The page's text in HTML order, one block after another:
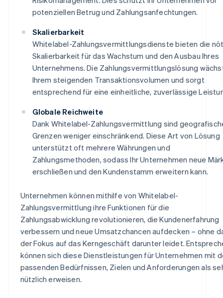
potenziellen Betrug und Zahlungsanfechtungen.
Skalierbarkeit
Whitelabel-Zahlungsvermittlungsdienste bieten die
Skalierbarkeit für das Wachstum und den Ausbau Ihres
Unternehmens. Die Zahlungsvermittlungslösung
Ihrem steigenden Transaktionsvolumen und sorgt
entsprechend für eine einheitliche, zuverlässige
Globale Reichweite
Dank Whitelabel-Zahlungsvermittlung sind
Grenzen weniger einschränkend. Diese Art von Lösung
unterstützt oft mehrere Währungen und
Zahlungsmethoden, sodass Ihr Unternehmen neue
erschließen und den Kundenstamm erweitern kann.
Unternehmen können mithilfe von Whitelabel-
Zahlungsvermittlung ihre Funktionen für die
Zahlungsabwicklung revolutionieren, die Kundenerfahrung
verbessern und neue Umsatzchancen aufdecken – ohne
der Fokus auf das Kerngeschäft darunter leidet.
können sich diese Dienstleistungen für Unternehmen mit
passenden Bedürfnissen, Zielen und Anforderungen als
nützlich erweisen.